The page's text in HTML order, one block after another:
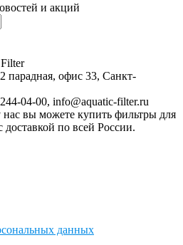
и акций
парадная, офис 33, Санкт-
04-00, info@aquatic-filter.ru
вы можете купить фильтры для
по всей России.
данных